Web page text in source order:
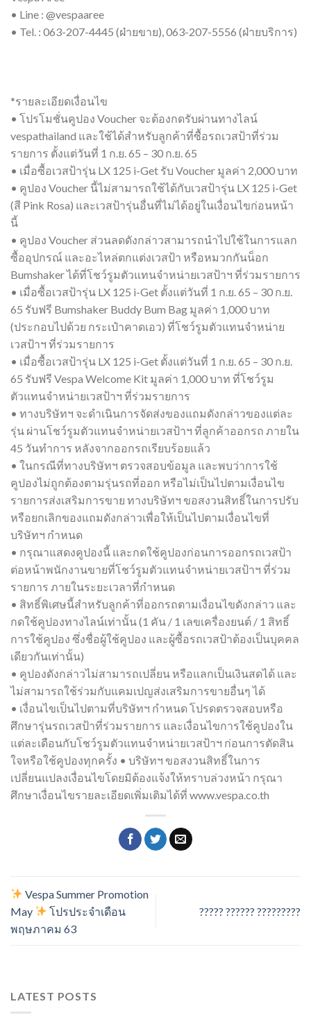
• Line : @vespaaree
• Tel. : 063-207-4445 (ฝ่ายขาย), 063-207-5556 (ฝ่ายบริการ)
*รายละเอียดเงื่อนไข
• โปรโมชั่นคูปอง Voucher จะต้องกดรับผ่านทางไลน์
vespathailand และใช้ได้สำหรับลูกค้าที่ซื้อรถเวสป้าที่ร่วม
รายการ ตั้งแต่วันที่ 1 ก.ย. 65 – 30 ก.ย. 65
• เมื่อซื้อเวสป้ารุ่น LX 125 i-Get รับ Voucher มูลค่า 2,000 บาท
• คูปอง Voucher นี้ไม่สามารถใช้ได้กับเวสป้ารุ่น LX 125 i-Get
(สี Pink Rosa) และเวสป้ารุ่นอื่นที่ไม่ได้อยู่ในเงื่อนไขก่อนหน้า
นี้
• คูปอง Voucher ส่วนลดดังกล่าวสามารถนำไปใช้ในการแลก
ซื้ออุปกรณ์ และอะไหล่ตกแต่งเวสป้า หรือหมวกกันน็อก
Bumshaker ได้ที่โชว์รูมตัวแทนจำหน่ายเวสป้าฯ ที่ร่วมรายการ
• เมื่อซื้อเวสป้ารุ่น LX 125 i-Get ตั้งแต่วันที่ 1 ก.ย. 65 – 30 ก.ย.
65 รับฟรี Bumshaker Buddy Bum Bag มูลค่า 1,000 บาท
(ประกอบไปด้วย กระเป๋าคาดเอว) ที่โชว์รูมตัวแทนจำหน่าย
เวสป้าฯ ที่ร่วมรายการ
• เมื่อซื้อเวสป้ารุ่น LX 125 i-Get ตั้งแต่วันที่ 1 ก.ย. 65 – 30 ก.ย.
65 รับฟรี Vespa Welcome Kit มูลค่า 1,000 บาท ที่โชว์รูม
ตัวแทนจำหน่ายเวสป้าฯ ที่ร่วมรายการ
• ทางบริษัทฯ จะดำเนินการจัดส่งของแถมดังกล่าวของแต่ละ
รุ่น ผ่านโชว์รูมตัวแทนจำหน่ายเวสป้าฯ ที่ลูกค้าออกรถ ภายใน
45 วันทำการ หลังจากออกรถเรียบร้อยแล้ว
• ในกรณีที่ทางบริษัทฯ ตรวจสอบข้อมูล และพบว่าการใช้
คูปองไม่ถูกต้องตามรุ่นรถที่ออก หรือไม่เป็นไปตามเงื่อนไข
รายการส่งเสริมการขาย ทางบริษัทฯ ขอสงวนสิทธิ์ในการปรับ
หรือยกเลิกของแถมดังกล่าวเพื่อให้เป็นไปตามเงื่อนไขที่
บริษัทฯ กำหนด
• กรุณาแสดงคูปองนี้ และกดใช้คูปองก่อนการออกรถเวสป้า
ต่อหน้าพนักงานขายที่โชว์รูมตัวแทนจำหน่ายเวสป้าฯ ที่ร่วม
รายการ ภายในระยะเวลาที่กำหนด
• สิทธิ์พิเศษนี้สำหรับลูกค้าที่ออกรถตามเงื่อนไขดังกล่าว และ
กดใช้คูปองทางไลน์เท่านั้น (1 คัน / 1 เลขเครื่องยนต์ / 1 สิทธิ์
การใช้คูปอง ซึ่งชื่อผู้ใช้คูปอง และผู้ซื้อรถเวสป้าต้องเป็นบุคคล
เดียวกันเท่านั้น)
• คูปองดังกล่าวไม่สามารถเปลี่ยน หรือแลกเป็นเงินสดได้ และ
ไม่สามารถใช้ร่วมกับแคมเปญส่งเสริมการขายอื่นๆ ได้
• เงื่อนไขเป็นไปตามที่บริษัทฯ กําหนด โปรดตรวจสอบหรือ
ศึกษารุ่นรถเวสป้าที่ร่วมรายการ และเงื่อนไขการใช้คูปองใน
แต่ละเดือนกับโชว์รูมตัวแทนจำหน่ายเวสป้าฯ ก่อนการตัดสิน
ใจหรือใช้คูปองทุกครั้ง • บริษัทฯ ขอสงวนสิทธิ์ในการ
เปลี่ยนแปลงเงื่อนไขโดยมิต้องแจ้งให้ทราบล่วงหน้า กรุณา
ศึกษาเงื่อนไขรายละเอียดเพิ่มเติมได้ที่ www.vespa.co.th
Vespa Summer Promotion
May
โปรประจำเดือน
พฤษภาคม 63
????? ?????? ?????????
LATEST POSTS